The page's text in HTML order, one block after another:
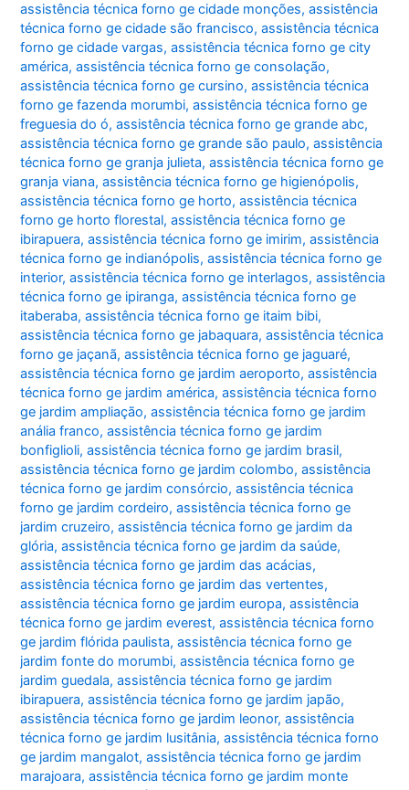
assistência técnica forno ge cidade monções,assistência
técnica forno ge cidade são francisco,assistência técnica
forno ge cidade vargas,assistência técnica forno ge city
américa,assistência técnica forno ge consolação,
assistência técnica forno ge cursino,assistência técnica
forno ge fazenda morumbi,assistência técnica forno ge
freguesia do ó,assistência técnica forno ge grande abc,
assistência técnica forno ge grande são paulo,assistência
técnica forno ge granja julieta,assistência técnica forno ge
granja viana,assistência técnica forno ge higienópolis,
assistência técnica forno ge horto,assistência técnica
forno ge horto florestal,assistência técnica forno ge
ibirapuera,assistência técnica forno ge imirim,assistência
técnica forno ge indianópolis,assistência técnica forno ge
interior,assistência técnica forno ge interlagos,assistência
técnica forno ge ipiranga,assistência técnica forno ge
itaberaba,assistência técnica forno ge itaim bibi,
assistência técnica forno ge jabaquara,assistência técnica
forno ge jaçanã,assistência técnica forno ge jaguaré,
assistência técnica forno ge jardim aeroporto,assistência
técnica forno ge jardim américa,assistência técnica forno
ge jardim ampliação,assistência técnica forno ge jardim
anália franco,assistência técnica forno ge jardim
bonfiglioli,assistência técnica forno ge jardim brasil,
assistência técnica forno ge jardim colombo,assistência
técnica forno ge jardim consórcio,assistência técnica
forno ge jardim cordeiro,assistência técnica forno ge
jardim cruzeiro,assistência técnica forno ge jardim da
glória,assistência técnica forno ge jardim da saúde,
assistência técnica forno ge jardim das acácias,
assistência técnica forno ge jardim das vertentes,
assistência técnica forno ge jardim europa,assistência
técnica forno ge jardim everest,assistência técnica forno
ge jardim flórida paulista,assistência técnica forno ge
jardim fonte do morumbi,assistência técnica forno ge
jardim guedala,assistência técnica forno ge jardim
ibirapuera,assistência técnica forno ge jardim japão,
assistência técnica forno ge jardim leonor,assistência
técnica forno ge jardim lusitânia,assistência técnica forno
ge jardim mangalot,assistência técnica forno ge jardim
marajoara,assistência técnica forno ge jardim monte